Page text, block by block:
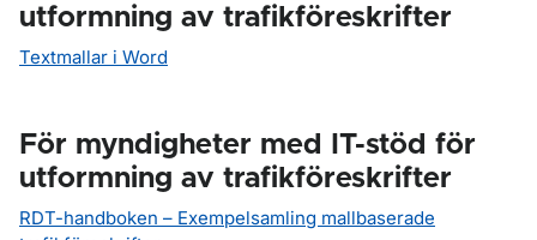
utformning av trafikföreskrifter
Textmallar i Word
För myndigheter med IT-stöd för
utformning av trafikföreskrifter
RDT-handboken – Exempelsamling mallbaserade